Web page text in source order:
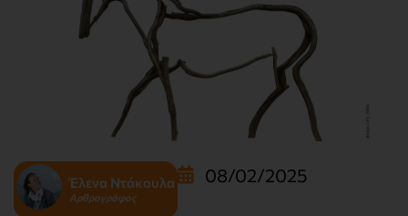
Έλενα Ντάκουλα
Αρθρογράφος
08/02/2025